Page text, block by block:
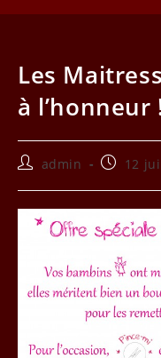
Les
à l’honneur
Auteur/autrice
la
publication :
admin 12